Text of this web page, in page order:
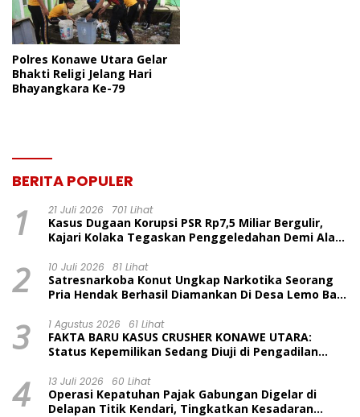
Polres Konawe Utara Gelar
Bhakti Religi Jelang Hari
Bhayangkara Ke-79
BERITA POPULER
1 21 Juli 2026 701 Lihat
Kasus Dugaan Korupsi PSR Rp7,5 Miliar Bergulir,
Kajari Kolaka Tegaskan Penggeledahan Demi Alat
2 10 Juli 2026 81 Lihat
Satresnarkoba Konut Ungkap Narkotika Seorang
Pria Hendak Berhasil Diamankan Di Desa Lemo Bajo
3 1 Agustus 2026 61 Lihat
FAKTA BARU KASUS CRUSHER KONAWE UTARA:
Status Kepemilikan Sedang Diuji di Pengadilan
Dinilai Prematur
4 13 Juli 2026 60 Lihat
Operasi Kepatuhan Pajak Gabungan Digelar di
Delapan Titik Kendari, Tingkatkan Kesadaran